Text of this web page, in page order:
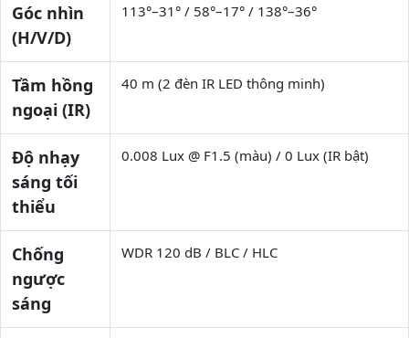
Góc nhìn
(H/V/D)
113°–31° / 58°–17° / 138°–36°
Tầm hồng
ngoại (IR)
40 m (2 đèn IR LED thông minh)
Độ nhạy
sáng tối
thiểu
0.008 Lux @ F1.5 (màu) / 0 Lux (IR bật)
Chống
ngược
sáng
WDR 120 dB / BLC / HLC